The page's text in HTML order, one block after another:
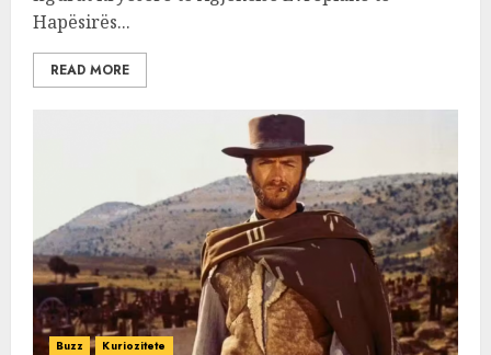
Hapësirës...
READ MORE
Buzz Kuriozitete